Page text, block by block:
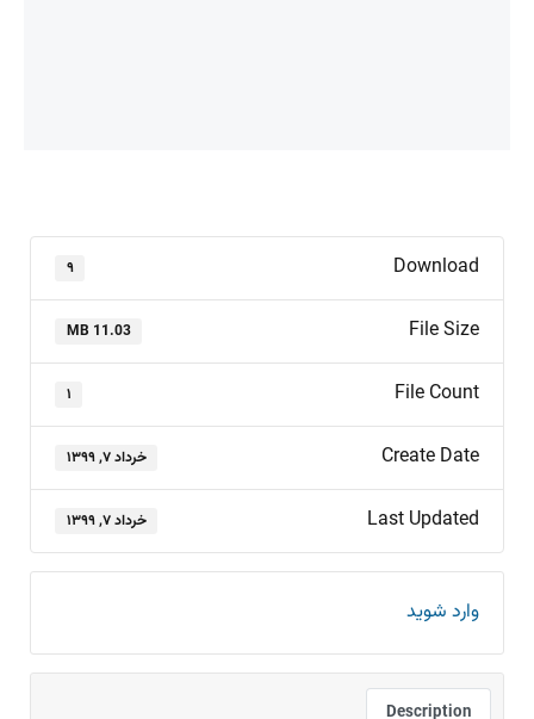
Download ۹
File Size
11.03 MB
File Count ۱
Create Date خرداد ۷, ۱۳۹۹
Last Updated خرداد ۷, ۱۳۹۹
وارد شوید
Description